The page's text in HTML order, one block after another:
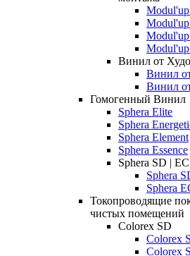
Винил от
Винил
Винил
Гомогенный Винил
Sphera Elite
Sphera
Sphera Element
Sphera Essence
Sphera SD |
Sphera
Sphera
Токопроводящие
чистых помещений
Colorex SD
Colorex
Colorex